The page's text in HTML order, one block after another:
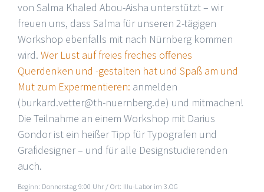
von Salma Khaled Abou-Aisha unterstützt – wir
freuen uns, dass Salma für unseren 2-tägigen
Workshop ebenfalls mit nach Nürnberg kommen
wird. Wer Lust auf freies freches offenes
Querdenken und -gestalten hat und Spaß am und
Mut zum Expermentieren: anmelden
(burkard.vetter@th-nuernberg.de) und mitmachen!
Die Teilnahme an einem Workshop mit Darius
Gondor ist ein heißer Tipp für Typografen und
Grafidesigner – und für alle Designstudierenden
auch.
Beginn: Donnerstag 9:00 Uhr / Ort: Illu-Labor im 3.OG